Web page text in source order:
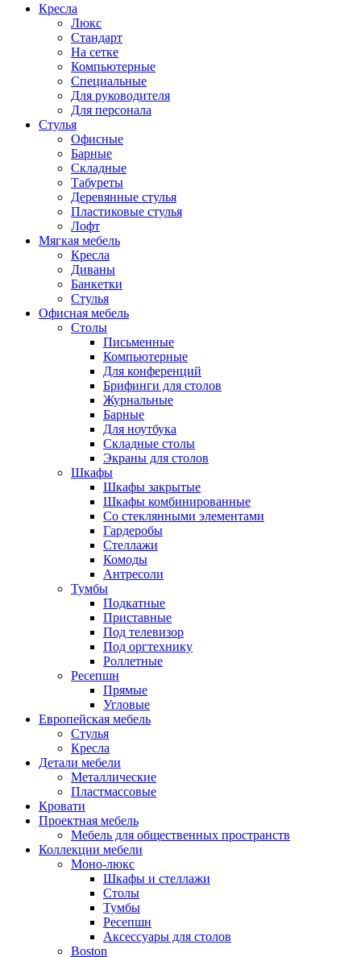
Кресла
Люкс
Стандарт
На сетке
Компьютерные
Специальные
Для руководителя
Для персонала
Стулья
Офисные
Барные
Складные
Табуреты
Деревянные стулья
Пластиковые стулья
Лофт
Мягкая мебель
Кресла
Диваны
Банкетки
Стулья
Офисная мебель
Столы
Письменные
Компьютерные
Для конференций
Брифинги для столов
Журнальные
Барные
Для ноутбука
Складные столы
Экраны для столов
Шкафы
Шкафы закрытые
Шкафы комбинированные
Со стеклянными элементами
Гардеробы
Стеллажи
Комоды
Антресоли
Тумбы
Подкатные
Приставные
Под телевизор
Под оргтехнику
Роллетные
Ресепшн
Прямые
Угловые
Европейская мебель
Стулья
Кресла
Детали мебели
Металлические
Пластмассовые
Кровати
Проектная мебель
Мебель для общественных пространств
Коллекции мебели
Моно-люкс
Шкафы и стеллажи
Столы
Тумбы
Ресепшн
Аксессуары для столов
Boston